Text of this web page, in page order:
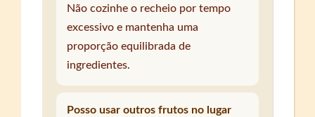
Não cozinhe o recheio por tempo
excessivo e mantenha uma
proporção equilibrada de
ingredientes.
Posso usar outros frutos no lugar